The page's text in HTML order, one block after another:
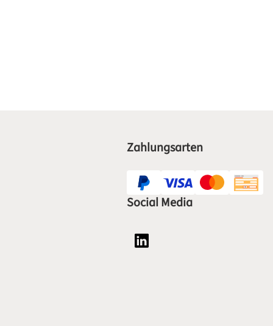
Zahlungsarten
Social Media
Social Media Plattform LinkedIn